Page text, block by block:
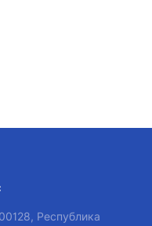
Республика